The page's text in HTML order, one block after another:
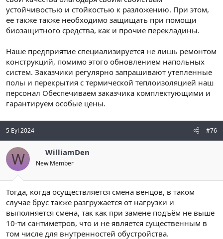
устойчивостью и стойкостью к разложению. При этом,
ее также также необходимо защищать при помощи
биозащитного средства, как и прочие перекладины.
Наше предприятие специализируется не лишь ремонтом
конструкций, помимо этого обновлением напольных
систем. Заказчики регулярно запрашивают утепленные
полы и перекрытия с термической теплоизоляцией наш
персонал Обеспечиваем заказчика комплектующими и
гарантируем особые цены.
5 Eyl 2024 #76
W WilliamDen
New Member
Тогда, когда осуществляется смена венцов, в таком
случае брус также разгружается от нагрузки и
выполняется смена, так как при замене подъём не выше
10-ти сантиметров, что и не является существенным в
том числе для внутренностей обустройства.